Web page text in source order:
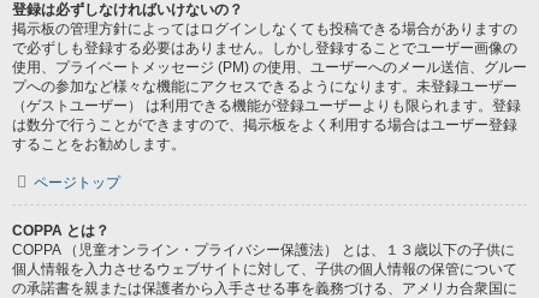
登録は必ずしなければいけないの？
掲示板の管理方針によってはログインしなくても投稿できる場合がありますの
で必ずしも登録する必要はありません。しかし登録することでユーザー画像の
使用、プライベートメッセージ (PM) の使用、ユーザーへのメール送信、グルー
プへの参加など様々な機能にアクセスできるようになります。未登録ユーザー
（ゲストユーザー） は利用できる機能が登録ユーザーよりも限られます。登録
は数分で行うことができますので、掲示板をよく利用する場合はユーザー登録
することをお勧めします。
ページトップ
COPPA とは？
COPPA （児童オンライン・プライバシー保護法） とは、１３歳以下の子供に
個人情報を入力させるウェブサイトに対して、子供の個人情報の保管について
の承諾書を親または保護者から入手させる事を義務づける、アメリカ合衆国に